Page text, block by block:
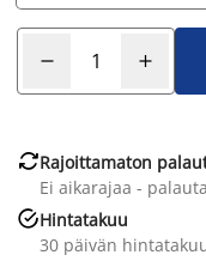
Rajoittamaton
Ei aikarajaa -
Hintatakuu
30 päivän